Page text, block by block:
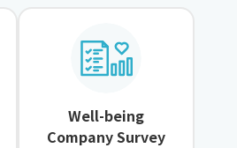
Well-being
Company Survey